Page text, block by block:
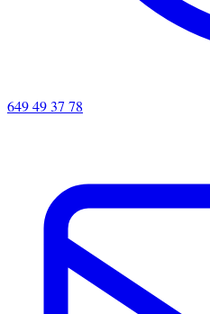
649 49 37 78